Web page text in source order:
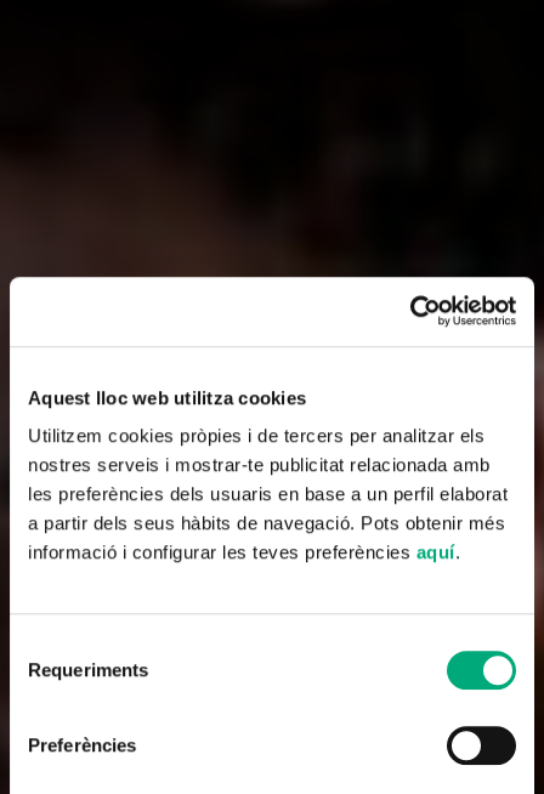
Aquest lloc web utilitza cookies
Utilitzem cookies pròpies i de tercers per analitzar els
nostres serveis i mostrar-te publicitat relacionada amb
les preferències dels usuaris en base a un perfil elaborat
a partir dels seus hàbits de navegació. Pots obtenir més
informació i configurar les teves preferències aquí.
Requeriments
Preferències
Som històries, som continguts